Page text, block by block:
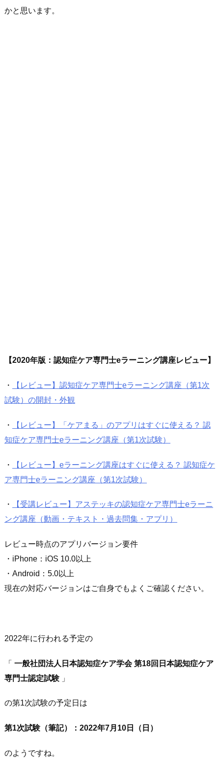
かと思います。
【2020年版： 認知症ケア専門士eラーニング講座レビュー】
・
【レビュー】認知症ケア専門士eラーニング講座（第1次
試験）の開封・外観
・
【レビュー】「ケアまる」のアプリはすぐに使える？ 認
知症ケア専門士eラーニング講座（第1次試験）
・
【レビュー】eラーニング講座はすぐに使える？ 認知症ケ
ア専門士eラーニング講座（第1次試験）
・
【受講レビュー】アステッキの認知症ケア専門士eラーニ
ング講座（動画・テキスト・過去問集・アプリ）
レビュー時点のアプリバージョン要件
・iPhone：iOS 10.0以上
・Android：5.0以上
現在の対応バージョンはご自身でもよくご確認ください。
2022年に行われる予定の
「 一般社団法人日本認知症ケア学会 第18回日本認知症ケア
専門士認定試験」
の第1次試験の予定日は
第1次試験（筆記）：2022年7月10日（日）
のようですね。